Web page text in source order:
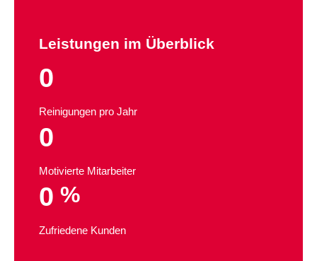
Leistungen im Überblick
0
Reinigungen pro Jahr
0
Motivierte Mitarbeiter
0 %
Zufriedene Kunden